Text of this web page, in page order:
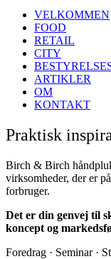
VELKOMMEN
FOOD
RETAIL
CITY
ARTIKLER
OM
KONTAKT
Praktisk
Birch & Birch
virksomheder, der er
forbruger.
Det er din genvej til
koncept og
Foredrag · Seminar ·